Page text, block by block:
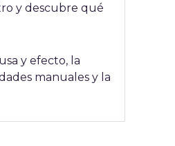
y descubre qué
y efecto, la
manuales y la